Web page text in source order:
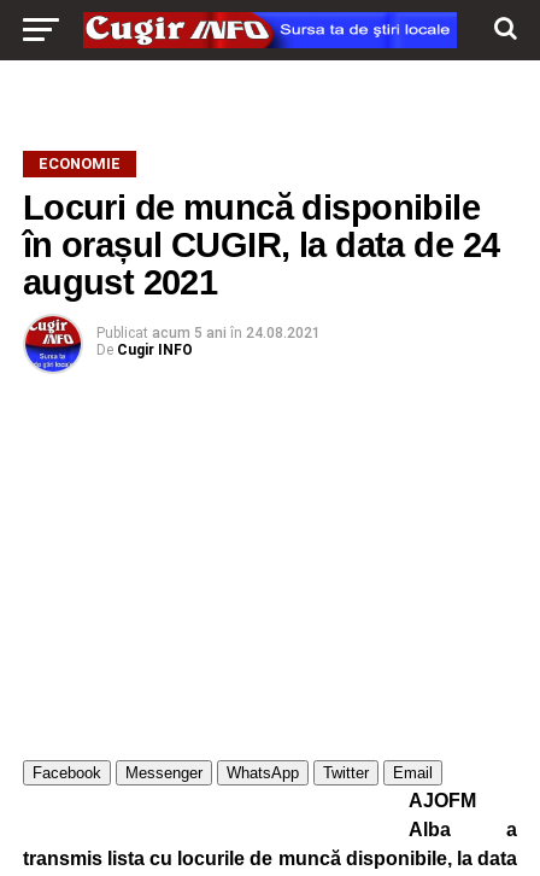
ECONOMIE
Locuri de muncă disponibile
în orașul CUGIR, la data de 24
august 2021
Publicat acum 5 ani în 24.08.2021
De Cugir INFO
Facebook Messenger WhatsApp Twitter Email
AJOFM
Alba a
transmis lista cu locurile de muncă disponibile, la data